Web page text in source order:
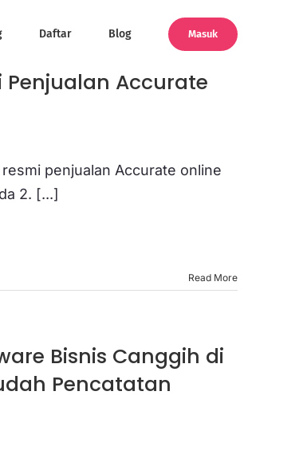
Daftar Blog Masuk
Penjualan Accurate
penjualan Accurate online
2. [...]
Read More
Bisnis Canggih di
Pencatatan